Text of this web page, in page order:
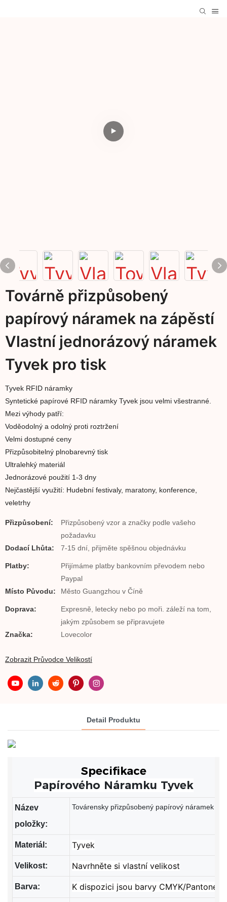
Továrně přizpůsobený
papírový náramek na zápěstí
Vlastní jednorázový náramek
Tyvek pro tisk
Tyvek RFID náramky
Syntetické papírové RFID náramky Tyvek jsou velmi všestranné.
Mezi výhody patří:
Voděodolný a odolný proti roztržení
Velmi dostupné ceny
Přizpůsobitelný plnobarevný tisk
Ultralehký materiál
Jednorázové použití 1-3 dny
Nejčastější využití: Hudební festivaly, maratony, konference,
veletrhy
Přizpůsobení:
Přizpůsobený vzor a značky podle vašeho
požadavku
Dodací Lhůta:
7-15 dní, přijměte spěšnou objednávku
Platby:
Přijímáme platby bankovním převodem nebo
Paypal
Místo Původu:
Město Guangzhou v Číně
Doprava:
Expresně, letecky nebo po moři. záleží na tom,
jakým způsobem se připravujete
Značka:
Lovecolor
Zobrazit Průvodce Velikostí
Detail Produktu
Specifikace
Papírového Náramku Tyvek
Název
položky:
Továrensky přizpůsobený papírový náramek
Materiál: Tyvek
Velikost: Navrhněte si vlastní velikost
Barva: K dispozici jsou barvy CMYK/Pantone